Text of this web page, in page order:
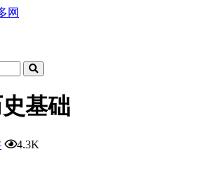
基础
4.3K